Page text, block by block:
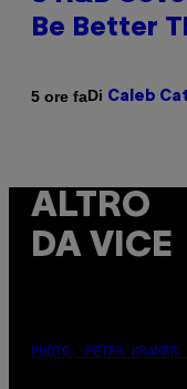
Be Better
5 ore faDi Caleb
ALTRO
DA VICE
PHOTO: PETER